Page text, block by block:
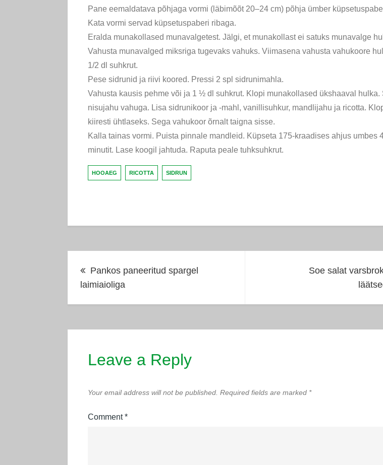
Pane eemaldatava põhjaga vormi (läbimõõt 20–24 cm) põhja ümber
Kata vormi servad küpsetuspaberi ribaga.
Eralda munakollased munavalgetest. Jälgi, et munakollast ei satuks munavalge
Vahusta munavalged miksriga tugevaks vahuks. Viimasena vahusta vahukoore
1/2 dl suhkrut.
Pese sidrunid ja riivi koored. Pressi 2 spl sidrunimahla.
Vahusta kausis pehme või ja 1 ½ dl suhkrut. Klopi munakollased ükshaaval hulka.
nisujahu vahuga. Lisa sidrunikoor ja -mahl, vanillisuhkur, mandlijahu ja ricotta.
kiiresti ühtlaseks. Sega vahukoor õrnalt taigna sisse.
Kalla tainas vormi. Puista pinnale mandleid. Küpseta 175-kraadises ahjus umbes
minutit. Lase koogil jahtuda. Raputa peale tuhksuhkrut.
HOOAEG RICOTTA SIDRUN
Post
navigation
Pankos paneeritud spargel
laimiaioliga
Soe salat
Leave a Reply
Your email address will not be published. Required fields are marked *
Comment*